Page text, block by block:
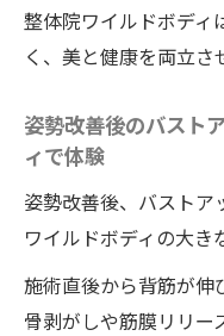
整体院ワイルドボディ
く、美と健康を両立さ
姿勢改善後のバスト
ィで体験
姿勢改善後、バストア
ワイルドボディの大き
施術直後から背筋が伸
骨剥がしや筋膜リリー